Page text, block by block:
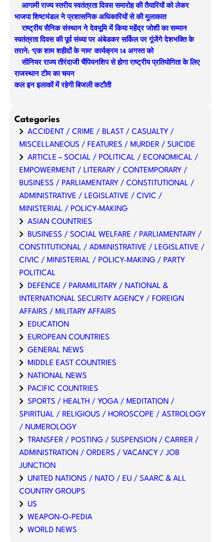
आगामी राज्य स्तरीय स्वतंत्रता दिवस समारोह की तैयारियों को लेकर
भाजपा शिष्टमंडल ने प्रशासनिक अधिकारियों से की मुलाकात
राष्ट्रीय सैनिक संस्थान ने देवभूमि में किया महेंद्र जोशी का सम्मान
स्वतंत्रता दिवस की पूर्व संध्या पर अंबेडकर सर्किल पर गूंजेंगे देशभक्ति के
तराने: ‘एक शाम शहीदों के नाम’ कार्यक्रम 14 अगस्त को
सीनियर राज्य तीरंदाजी चैंपियनशिप से होगा राष्ट्रीय प्रतियोगिता के लिए
राजस्थान टीम का चयन
कल इन इलाकों में रहेगी बिजली कटौती
Categories
ACCIDENT / CRIME / BLAST / CASUALTY /
MISCELLANEOUS / FEATURES / MURDER / SUICIDE
ARTICLE – SOCIAL / POLITICAL / ECONOMICAL /
EMPOWERMENT / LITERARY / CONTEMPORARY /
BUSINESS / PARLIAMENTARY / CONSTITUTIONAL /
ADMINISTRATIVE / LEGISLATIVE / CIVIC /
MINISTERIAL / POLICY-MAKING
ASIAN COUNTRIES
BUSINESS / SOCIAL WELFARE / PARLIAMENTARY /
CONSTITUTIONAL / ADMINISTRATIVE / LEGISLATIVE /
CIVIC / MINISTERIAL / POLICY-MAKING / PARTY
POLITICAL
DEFENCE / PARAMILITARY / NATIONAL &
INTERNATIONAL SECURITY AGENCY / FOREIGN
AFFAIRS / MILITARY AFFAIRS
EDUCATION
EUROPEAN COUNTRIES
GENERAL NEWS
MIDDLE EAST COUNTRIES
NATIONAL NEWS
PACIFIC COUNTRIES
SPORTS / HEALTH / YOGA / MEDITATION /
SPIRITUAL / RELIGIOUS / HOROSCOPE / ASTROLOGY
/ NUMEROLOGY
TRANSFER / POSTING / SUSPENSION / CARRER /
ADMINISTRATION / ORDERS / VACANCY / JOB
JUNCTION
UNITED NATIONS / NATO / EU / SAARC & ALL
COUNTRY GROUPS
US
WEAPON-O-PEDIA
WORLD NEWS